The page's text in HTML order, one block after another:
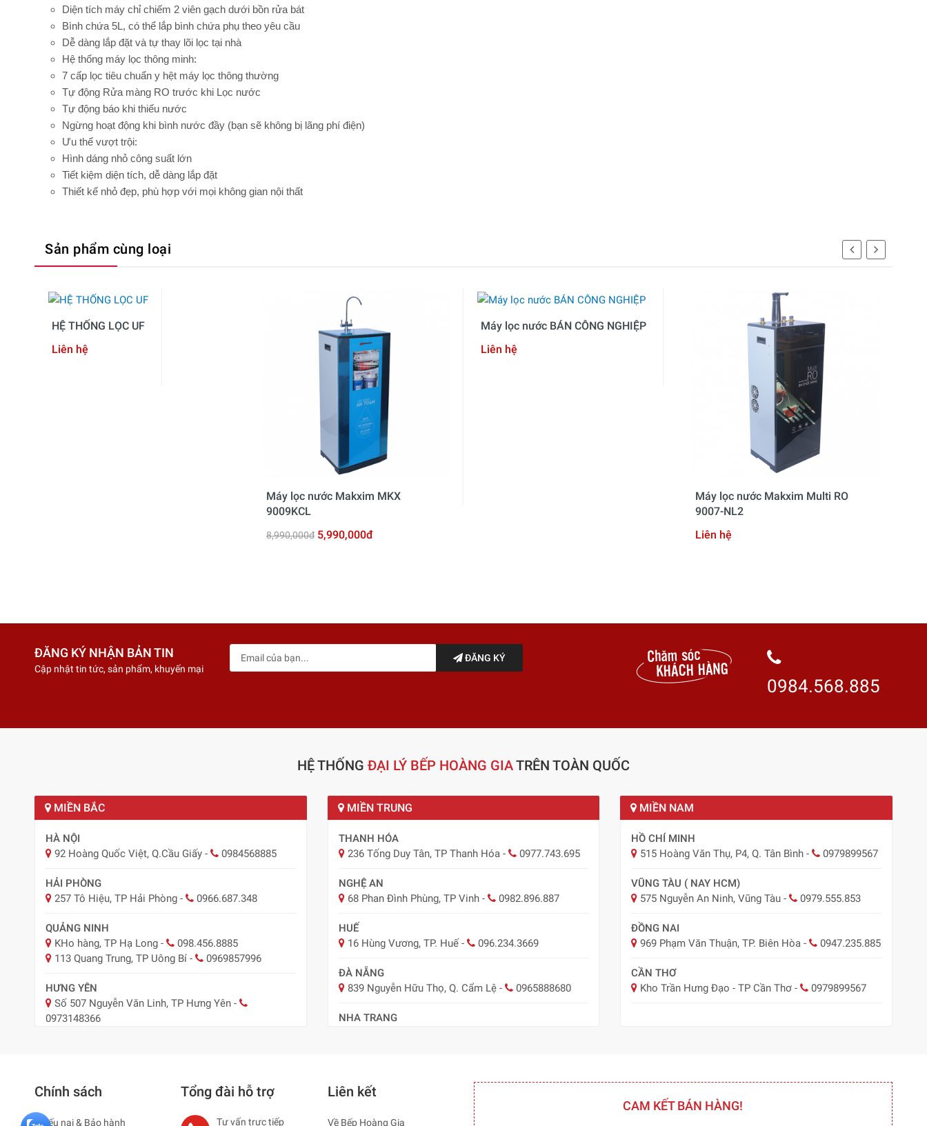
Diện tích máy chỉ chiếm 2 viên gạch dưới bồn rửa bát
Bình chứa 5L, có thể lắp bình chứa phụ theo yêu cầu
Dễ dàng lắp đặt và tự thay lõi lọc tại nhà
Hệ thống máy lọc thông minh:
7 cấp lọc tiêu chuẩn y hệt máy lọc thông thường
Tự động Rửa màng RO trước khi Lọc nước
Tự động báo khi thiếu nước
Ngừng hoạt động khi bình nước đầy (bạn sẽ không bị lãng phí điện)
Ưu thế vượt trội:
Hình dáng nhỏ công suất lớn
Tiết kiệm diện tích, dễ dàng lắp đặt
Thiết kế nhỏ đẹp, phù hợp với mọi không gian nội thất
Sản phẩm cùng loại
HỆ THỐNG LỌC UF
Liên hệ
Máy lọc nước Makxim MKX
9009KCL
8,990,000đ 5,990,000đ
Máy lọc nước BÁN CÔNG NGHIỆP
Liên hệ
Máy lọc nước Makxim Multi RO
9007-NL2
Liên hệ
ĐĂNG KÝ NHẬN BẢN TIN
Cập nhật tin tức, sản phẩm, khuyến mại
ĐĂNG KÝ
0984.568.885
HỆ THỐNG ĐẠI LÝ BẾP HOÀNG GIATRÊN TOÀN QUỐC
MIỀN BẮC
HÀ NỘI
92 Hoàng Quốc Việt, Q.Cầu Giấy - 0984568885
HẢI PHÒNG
257 Tô Hiệu, TP Hải Phòng - 0966.687.348
QUẢNG NINH
KHo hàng, TP Hạ Long -
098.456.8885
113 Quang Trung, TP Uông Bí - 0969857996
HƯNG YÊN
Số 507 Nguyễn Văn Linh, TP Hưng Yên -
0973148366
NAM ĐỊNH
MIỀN TRUNG
THANH HÓA
236 Tống Duy Tân, TP Thanh Hóa- 0977.743.695
NGHỆ AN
68 Phan Đình Phùng, TP Vinh- 0982.896.887
HUẾ
16 Hùng Vương, TP. Huế- 096.234.3669
ĐÀ NẴNG
839 Nguyễn Hữu Thọ, Q. Cẩm Lệ- 0965888680
NHA TRANG
MIỀN NAM
HỒ CHÍ MINH
515 Hoàng Văn Thụ, P4, Q. Tân Bình - 0979899567
VŨNG TÀU ( NAY HCM)
575 Nguyễn An Ninh, Vũng Tàu - 0979.555.853
ĐỒNG NAI
969 Phạm Văn Thuận, TP. Biên Hòa - 0947.235.885
CẦN THƠ
Kho Trần Hưng Đạo - TP Cần Thơ - 0979899567
Chính sách
Khiếu nại & Bảo hành
Tổng đài hỗ trợ
Tư vấn trực tiếp
Liên kết
Về Bếp Hoàng Gia
CAM KẾT BÁN HÀNG!